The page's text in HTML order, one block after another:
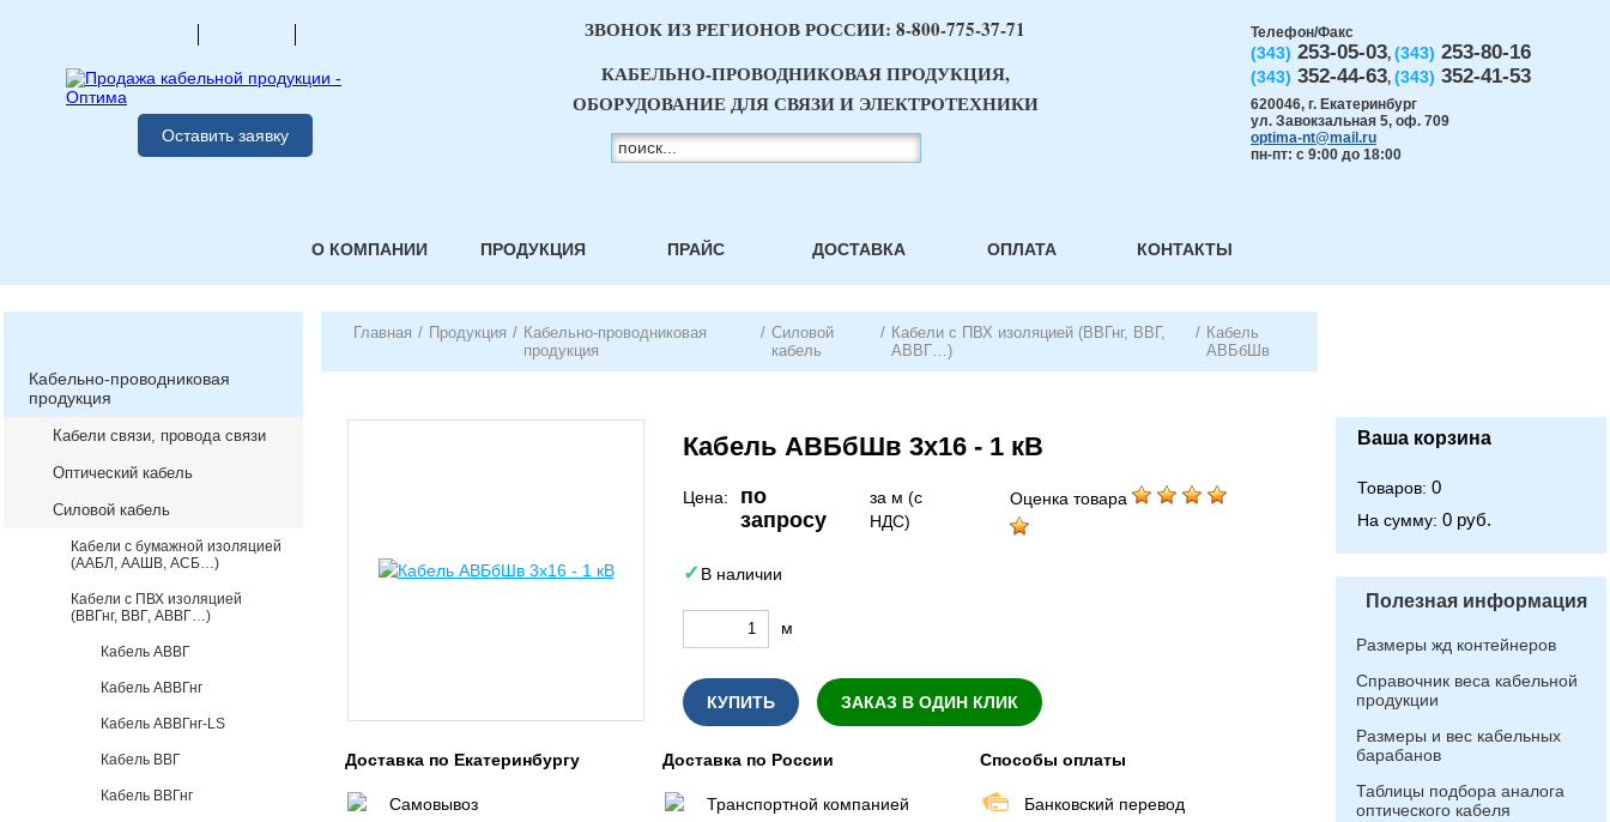
Оставить заявку
Телефон/Факс
(343) 253-05-03, (343) 253-80-16
(343) 352-44-63, (343) 352-41-53
620046, г. Екатеринбург
ул. Завокзальная 5, оф. 709
optima-nt@mail.ru
пн-пт: с 9:00 до 18:00
ЗВОНОК ИЗ РЕГИОНОВ РОССИИ: 8-800-775-37-71
КАБЕЛЬНО-ПРОВОДНИКОВАЯ ПРОДУКЦИЯ,
ОБОРУДОВАНИЕ ДЛЯ СВЯЗИ И ЭЛЕКТРОТЕХНИКИ
О КОМПАНИИ ПРОДУКЦИЯ ПРАЙС ДОСТАВКА ОПЛАТА КОНТАКТЫ
Кабельно-проводниковая
продукция
Кабели связи, провода связи
Оптический кабель
Силовой кабель
Кабели с бумажной изоляцией
(ААБЛ, ААШВ, АСБ…)
Кабели с ПВХ изоляцией
(ВВГнг, ВВГ, АВВГ…)
Кабель АВВГ
Кабель АВВГнг
Кабель АВВГнг-LS
Кабель ВВГ
Кабель ВВГнг
Главная / Продукция / Кабельно-проводниковая
продукция
/ Силовой
кабель
/ Кабели с ПВХ изоляцией (ВВГнг, ВВГ,
АВВГ…)
/ Кабель
АВБбШв
Кабель АВБбШв 3х16 - 1 кВ
Цена:
по
запросу
за м (с
НДС)
Оценка товара
В наличии
м
КУПИТЬ ЗАКАЗ В ОДИН КЛИК
Доставка по Екатеринбургу
Самовывоз
Доставка по России
Транспортной компанией
Способы оплаты
Банковский перевод
Ваша корзина
Товаров: 0
На сумму: 0 руб.
Полезная информация
Размеры жд контейнеров
Справочник веса кабельной
продукции
Размеры и вес кабельных
барабанов
Таблицы подбора аналога
оптического кабеля